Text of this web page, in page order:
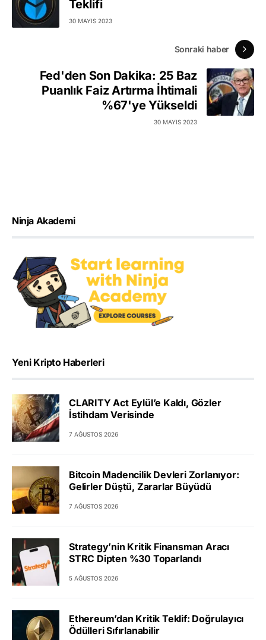
Teklifi
30 MAYIS 2023
Sonraki haber
Fed'den Son Dakika: 25 Baz
Puanlık Faiz Artırma İhtimali
%67'ye Yükseldi
30 MAYIS 2023
Ninja Akademi
Yeni Kripto Haberleri
CLARITY Act Eylül’e Kaldı, Gözler
İstihdam Verisinde
7 AĞUSTOS 2026
Bitcoin Madencilik Devleri Zorlanıyor:
Gelirler Düştü, Zararlar Büyüdü
7 AĞUSTOS 2026
Strategy’nin Kritik Finansman Aracı
STRC Dipten %30 Toparlandı
5 AĞUSTOS 2026
Ethereum’dan Kritik Teklif: Doğrulayıcı
Ödülleri Sıfırlanabilir